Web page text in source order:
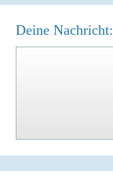
Deine Nachricht: